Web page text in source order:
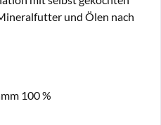
und Ölen nach
100 %